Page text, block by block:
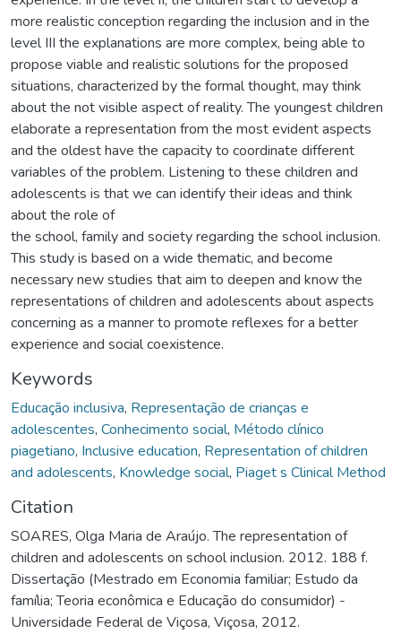
more realistic conception regarding the inclusion and in the
level III the explanations are more complex, being able to
propose viable and realistic solutions for the proposed
situations, characterized by the formal thought, may think
about the not visible aspect of reality. The youngest children
elaborate a representation from the most evident aspects
and the oldest have the capacity to coordinate different
variables of the problem. Listening to these children and
adolescents is that we can identify their ideas and think
about the role of
the school, family and society regarding the school inclusion.
This study is based on a wide thematic, and become
necessary new studies that aim to deepen and know the
representations of children and adolescents about aspects
concerning as a manner to promote reflexes for a better
experience and social coexistence.
Keywords
Educação inclusiva, Representação de crianças e
adolescentes, Conhecimento social, Método clínico
piagetiano, Inclusive education, Representation of children
and adolescents, Knowledge social, Piaget s Clinical Method
Citation
SOARES, Olga Maria de Araújo. The representation of
children and adolescents on school inclusion. 2012. 188 f.
Dissertação (Mestrado em Economia familiar; Estudo da
família; Teoria econômica e Educação do consumidor) -
Universidade Federal de Viçosa, Viçosa, 2012.